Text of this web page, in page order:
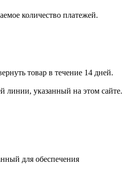
количество платежей.
товар в течение 14 дней.
линии, указанный на этом сайте.
для обеспечения